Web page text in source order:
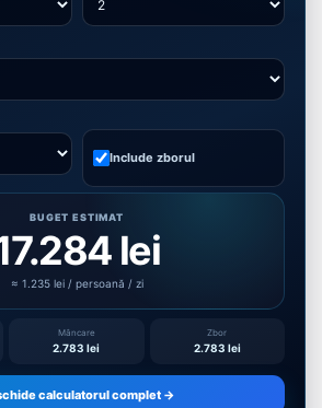
Include zborul
BUGET ESTIMAT
lei
≈ 1.235 lei / persoană / zi
Mâncare
2.783 lei
Zbor
2.783 lei
calculatorul complet →